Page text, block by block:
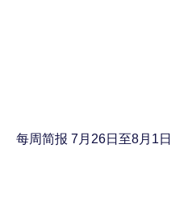
每周简报 7月26日至8月1日